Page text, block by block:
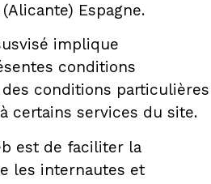
Espagne.
implique
conditions
conditions particulières
certains services du site.
est de faciliter la
les internautes et